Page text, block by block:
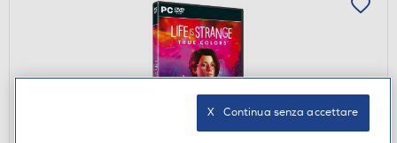
X   Continua senza accettare